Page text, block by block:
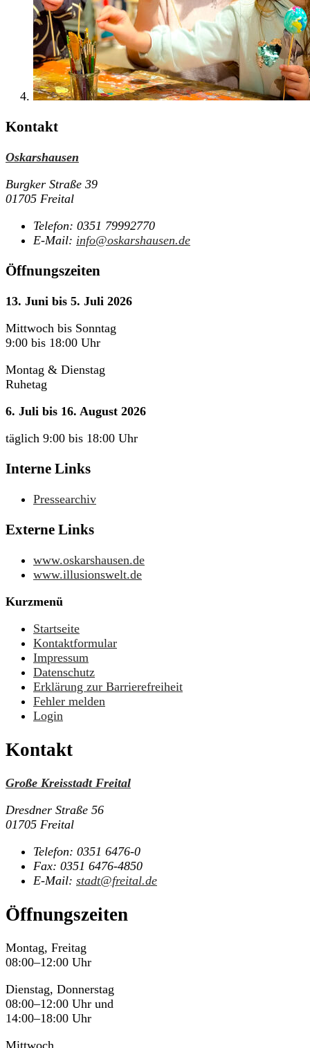
Kontakt
Oskarshausen
Burgker Straße 39
01705 Freital
Telefon: 0351 79992770
E-Mail: info@oskarshausen.de
Öffnungszeiten
13. Juni bis 5. Juli 2026
Mittwoch bis Sonntag
9:00 bis 18:00 Uhr
Montag & Dienstag
Ruhetag
6. Juli bis 16. August 2026
täglich 9:00 bis 18:00 Uhr
Interne Links
Pressearchiv
Externe Links
www.oskarshausen.de
www.illusionswelt.de
Kurzmenü
Startseite
Kontaktformular
Impressum
Datenschutz
Erklärung zur Barrierefreiheit
Fehler melden
Login
Kontakt
Große Kreisstadt Freital
Dresdner Straße 56
01705 Freital
Telefon: 0351 6476-0
Fax: 0351 6476-4850
E-Mail: stadt@freital.de
Öffnungszeiten
Montag, Freitag
08:00–12:00 Uhr
Dienstag, Donnerstag
08:00–12:00 Uhr und
14:00–18:00 Uhr